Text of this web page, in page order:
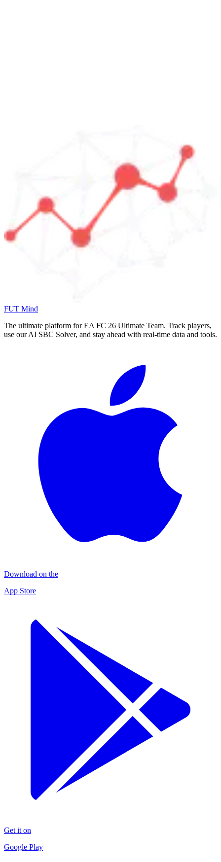
FUT Mind
The ultimate platform for EA FC 26 Ultimate Team. Track players,
use our AI SBC Solver, and stay ahead with real-time data and tools.
Download on the
App Store
Get it on
Google Play